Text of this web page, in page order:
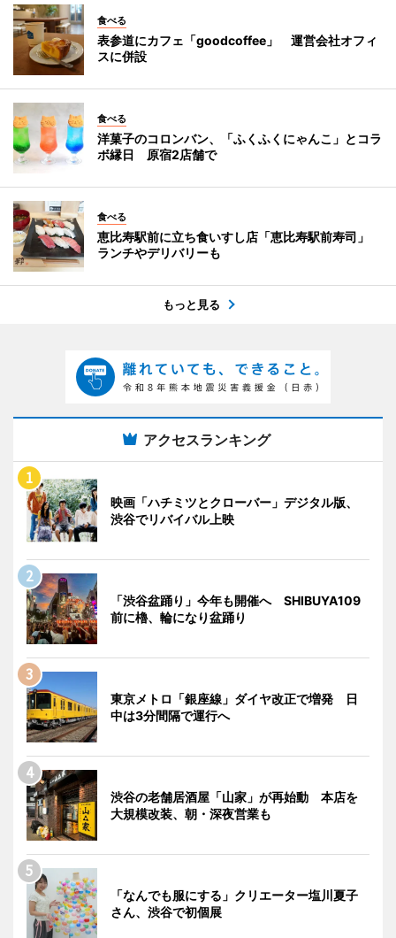
食べる
表参道にカフェ「goodcoffee」 運営会社オフィ
スに併設
食べる
洋菓子のコロンバン、「ふくふくにゃんこ」とコラ
ボ縁日 原宿2店舗で
食べる
恵比寿駅前に立ち食いすし店「恵比寿駅前寿司」
ランチやデリバリーも
もっと見る
アクセスランキング
映画「ハチミツとクローバー」デジタル版、
渋谷でリバイバル上映
「渋谷盆踊り」今年も開催へ SHIBUYA109
前に櫓、輪になり盆踊り
東京メトロ「銀座線」ダイヤ改正で増発 日
中は3分間隔で運行へ
渋谷の老舗居酒屋「山家」が再始動 本店を
大規模改装、朝・深夜営業も
「なんでも服にする」クリエーター塩川夏子
さん、渋谷で初個展